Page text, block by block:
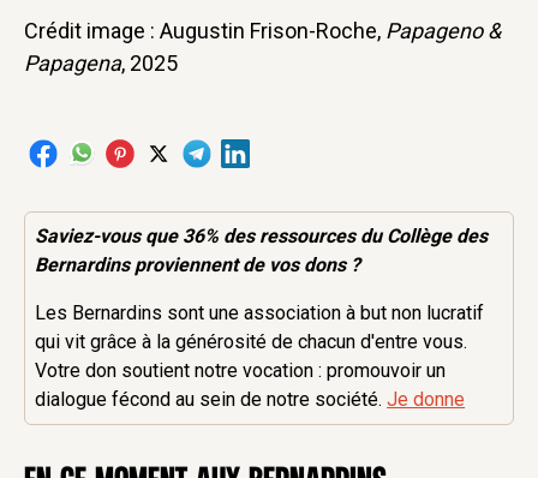
Crédit image : Augustin Frison-Roche, Papageno &
Papagena, 2025
Saviez-vous que 36% desressourcesdu Collège des
Bernardins proviennent de vos dons ?
Les Bernardins sont une association à but non lucratif
qui vit grâce à la générosité de chacun d'entre vous.
Votre don soutient notre vocation : promouvoir un
dialogue fécond au sein de notre société.Je donne